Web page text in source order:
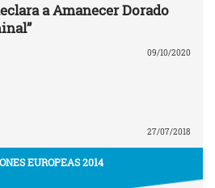
a Amanecer Dorado
09/10/2020
27/07/2018
EUROPEAS 2014